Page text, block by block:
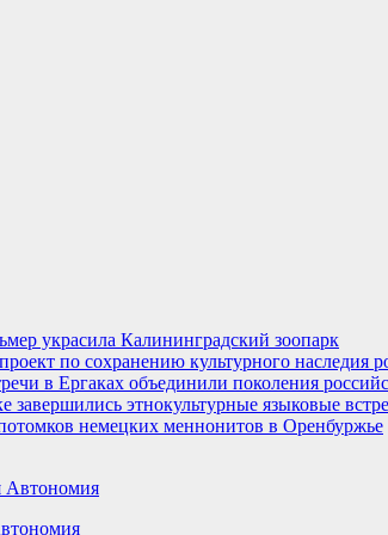
украсила Калининградский зоопарк
по сохранению культурного наследия
в Ергаках объединили поколения
завершились этнокультурные языковые
немецких меннонитов в Оренбуржье